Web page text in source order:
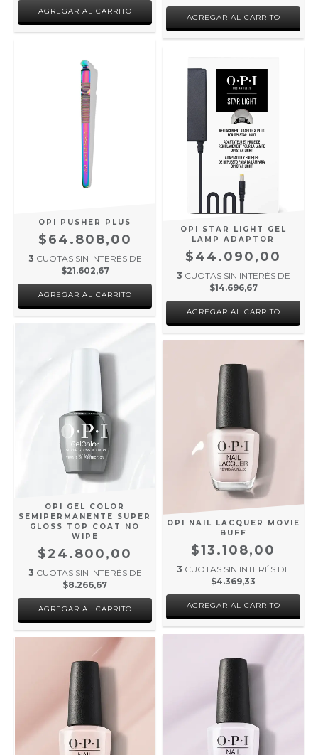
OPI PUSHER PLUS
$64.808,00
3 CUOTAS SIN INTERÉS DE
$21.602,67
OPI STAR LIGHT GEL
LAMP ADAPTOR
$44.090,00
3 CUOTAS SIN INTERÉS DE
$14.696,67
OPI GEL COLOR
SEMIPERMANENTE SUPER
GLOSS TOP COAT NO
WIPE
$24.800,00
3 CUOTAS SIN INTERÉS DE
$8.266,67
OPI NAIL LACQUER MOVIE
BUFF
$13.108,00
3 CUOTAS SIN INTERÉS DE
$4.369,33